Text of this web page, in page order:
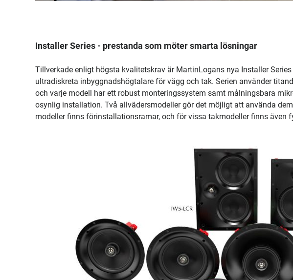
Installer Series - prestanda som möter smarta lösningar
Tillverkade enligt högsta kvalitetskrav är MartinLogans nya Installer
ultradiskreta inbyggnadshögtalare för vägg och tak. Serien använder
och varje modell har ett robust monteringssystem samt målningsbara
osynlig installation. Två allvädersmodeller gör det möjligt att använda
modeller finns förinstallationsramar, och för vissa takmodeller finns även